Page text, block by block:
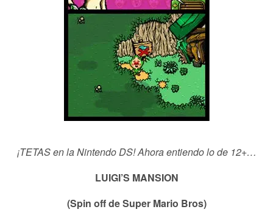
¡TETAS en la Nintendo DS! Ahora entiendo lo de 12+…
LUIGI’S MANSION
(Spin off de Super Mario Bros)